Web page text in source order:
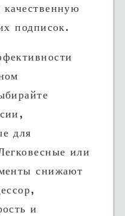
подписок.
для
или
снижают
и